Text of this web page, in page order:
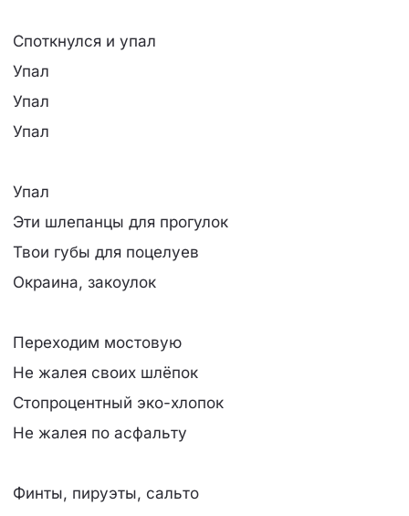
Споткнулся и упал
Упал
Упал
Упал
Упал
Эти шлепанцы для прогулок
Твои губы для поцелуев
Окраина, закоулок
Переходим мостовую
Не жалея своих шлёпок
Стопроцентный эко-хлопок
Не жалея по асфальту
Финты, пируэты, сальто